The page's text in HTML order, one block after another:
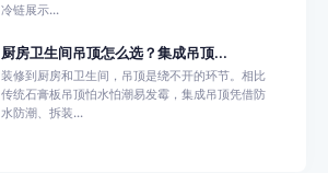
冷链展示...
厨房卫生间吊顶怎么选？集成吊顶...
装修到厨房和卫生间，吊顶是绕不开的环节。相比
传统石膏板吊顶怕水怕潮易发霉，集成吊顶凭借防
水防潮、拆装...